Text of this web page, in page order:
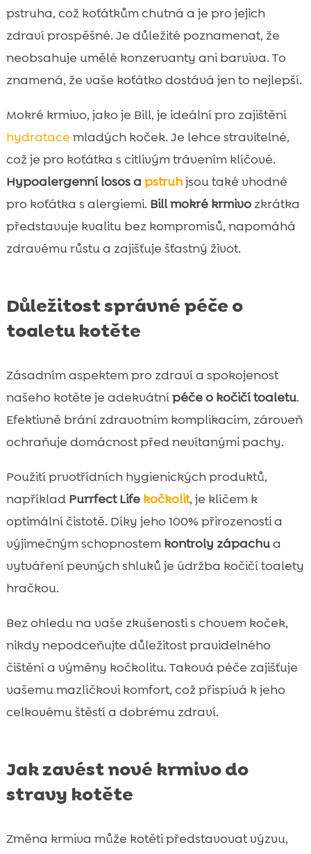
pstruha, což koťátkům chutná a je pro jejich
zdraví prospěšné. Je důležité poznamenat, že
neobsahuje umělé konzervanty ani barviva. To
znamená, že vaše koťátko dostává jen to nejlepší.
Mokré krmivo, jako je Bill, je ideální pro zajištění
hydratace mladých koček. Je lehce stravitelné,
což je pro koťátka s citlivým trávením klíčové.
Hypoalergenní losos a pstruhjsou také vhodné
pro koťátka s alergiemi. Bill mokré krmivozkrátka
představuje kvalitu bez kompromisů, napomáhá
zdravému růstu a zajišťuje šťastný život.
Důležitost správné péče o
toaletu kotěte
Zásadním aspektem pro zdraví a spokojenost
našeho kotěte je adekvátnípéče o kočičí toaletu.
Efektivně brání zdravotním komplikacím, zároveň
ochraňuje domácnost před nevítanými pachy.
Použití prvotřídních hygienických produktů,
například Purrfect Life kočkolit, je klíčem k
optimální čistotě. Díky jeho 100% přirozenosti a
výjimečným schopnostem kontroly zápachua
vytváření pevných shluků je údržba kočičí toalety
hračkou.
Bez ohledu na vaše zkušenosti s chovem koček,
nikdy nepodceňujte důležitost pravidelného
čištění a výměny kočkolitu. Taková péče zajišťuje
vašemu mazlíčkovi komfort, což přispívá k jeho
celkovému štěstí a dobrému zdraví.
Jak zavést nové krmivo do
stravy kotěte
Změna krmiva může kotěti představovat výzvu,